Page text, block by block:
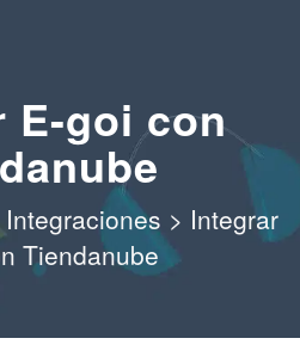
E-goi con
Integraciones > Integrar
Tiendanube